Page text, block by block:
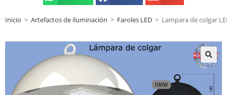
Inicio > Artefactos de iluminación > Faroles LED > Lampara de colgar
🔍